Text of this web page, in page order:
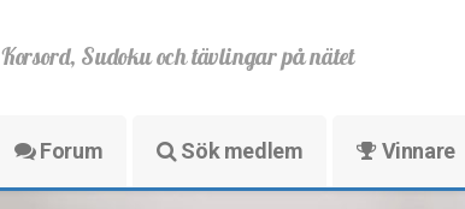
Korsord, Sudoku och tävlingar på nätet
Forum Sök medlem Vinnare